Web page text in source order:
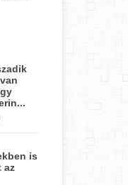
is
az